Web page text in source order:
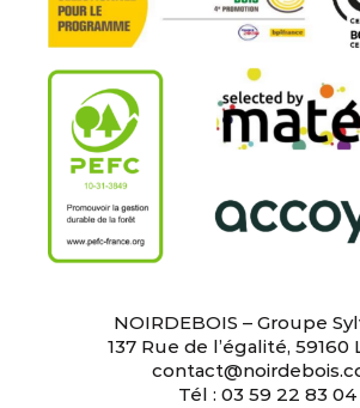
NOIRDEBOIS – Groupe
137 Rue de l’égalité, 59160
Tél : 03 59 22 83 04